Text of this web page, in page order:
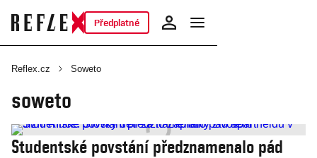
Předplatné
Reflex.cz Soweto
soweto
Studentské povstání předznamenalo pád